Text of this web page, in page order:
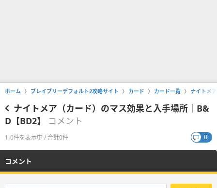
ホーム ブレイブリーデフォルト2攻略サイト カード カード一覧 ナイトメ
ナイトメア（カード）のマス効果と入手場所｜B&
D【BD2】
コメント
1-0件を表示中 / 合計0件 0
コメント